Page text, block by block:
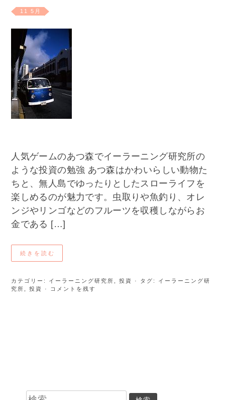
11 5月
人気ゲームのあつ森でイーラーニング研究所の
ような投資の勉強 あつ森はかわいらしい動物た
ちと、無人島でゆったりとしたスローライフを
楽しめるのが魅力です。虫取りや魚釣り、オレ
ンジやリンゴなどのフルーツを収穫しながらお
金である […]
続きを読む
カテゴリー: イーラーニング研究所 ,投資 · タグ: イーラーニング研
究所
,投資 · コメントを残す
検